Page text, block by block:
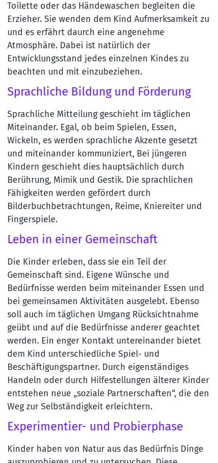
Toilette oder das Händewaschen begleiten die
Erzieher. Sie wenden dem Kind Aufmerksamkeit zu
und es erfährt daurch eine angenehme
Atmosphäre. Dabei ist natürlich der
Entwicklungsstand jedes einzelnen Kindes zu
beachten und mit einzubeziehen.
Sprachliche Bildung und Förderung
Sprachliche Mitteilung geschieht im täglichen
Miteinander. Egal, ob beim Spielen, Essen,
Wickeln, es werden sprachliche Akzente gesetzt
und miteinander kommuniziert, Bei jüngeren
Kindern geschieht dies hauptsächlich durch
Berührung, Mimik und Gestik. Die sprachlichen
Fähigkeiten werden gefördert durch
Bilderbuchbetrachtungen, Reime, Kniereiter und
Fingerspiele.
Leben in einer Gemeinschaft
Die Kinder erleben, dass sie ein Teil der
Gemeinschaft sind. Eigene Wünsche und
Bedürfnisse werden beim miteinander Essen und
bei gemeinsamen Aktivitäten ausgelebt. Ebenso
soll auch im täglichen Umgang Rücksichtnahme
geübt und auf die Bedürfnisse anderer geachtet
werden. Ein enger Kontakt untereinander bietet
dem Kind unterschiedliche Spiel- und
Beschäftigungspartner. Durch eigenständiges
Handeln oder durch Hilfestellungen älterer Kinder
entstehen neue „soziale Partnerschaften“, die den
Weg zur Selbständigkeit erleichtern.
Experimentier- und Probierphase
Kinder haben von Natur aus das Bedürfnis Dinge